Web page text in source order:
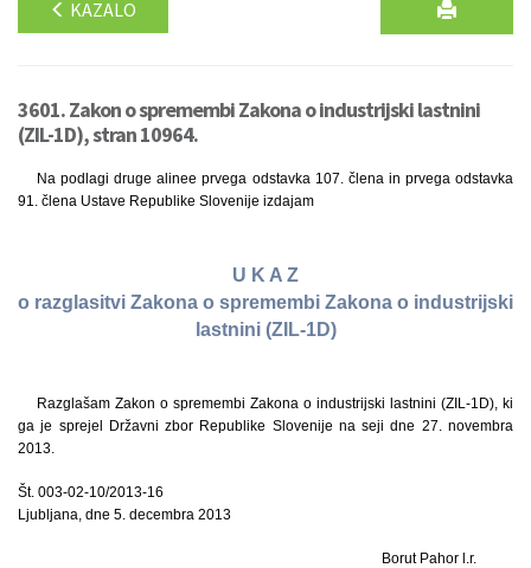
KAZALO
3601. Zakon o spremembi Zakona o industrijski lastnini
(ZIL-1D), stran 10964.
Na podlagi druge alinee prvega odstavka 107. člena in prvega odstavka
91. člena Ustave Republike Slovenije izdajam
U K A Z
o razglasitvi Zakona o spremembi Zakona o industrijski
lastnini (ZIL-1D)
Razglašam Zakon o spremembi Zakona o industrijski lastnini (ZIL-1D), ki
ga je sprejel Državni zbor Republike Slovenije na seji dne 27. novembra
2013.
Št. 003-02-10/2013-16
Ljubljana, dne 5. decembra 2013
Borut Pahor l.r.